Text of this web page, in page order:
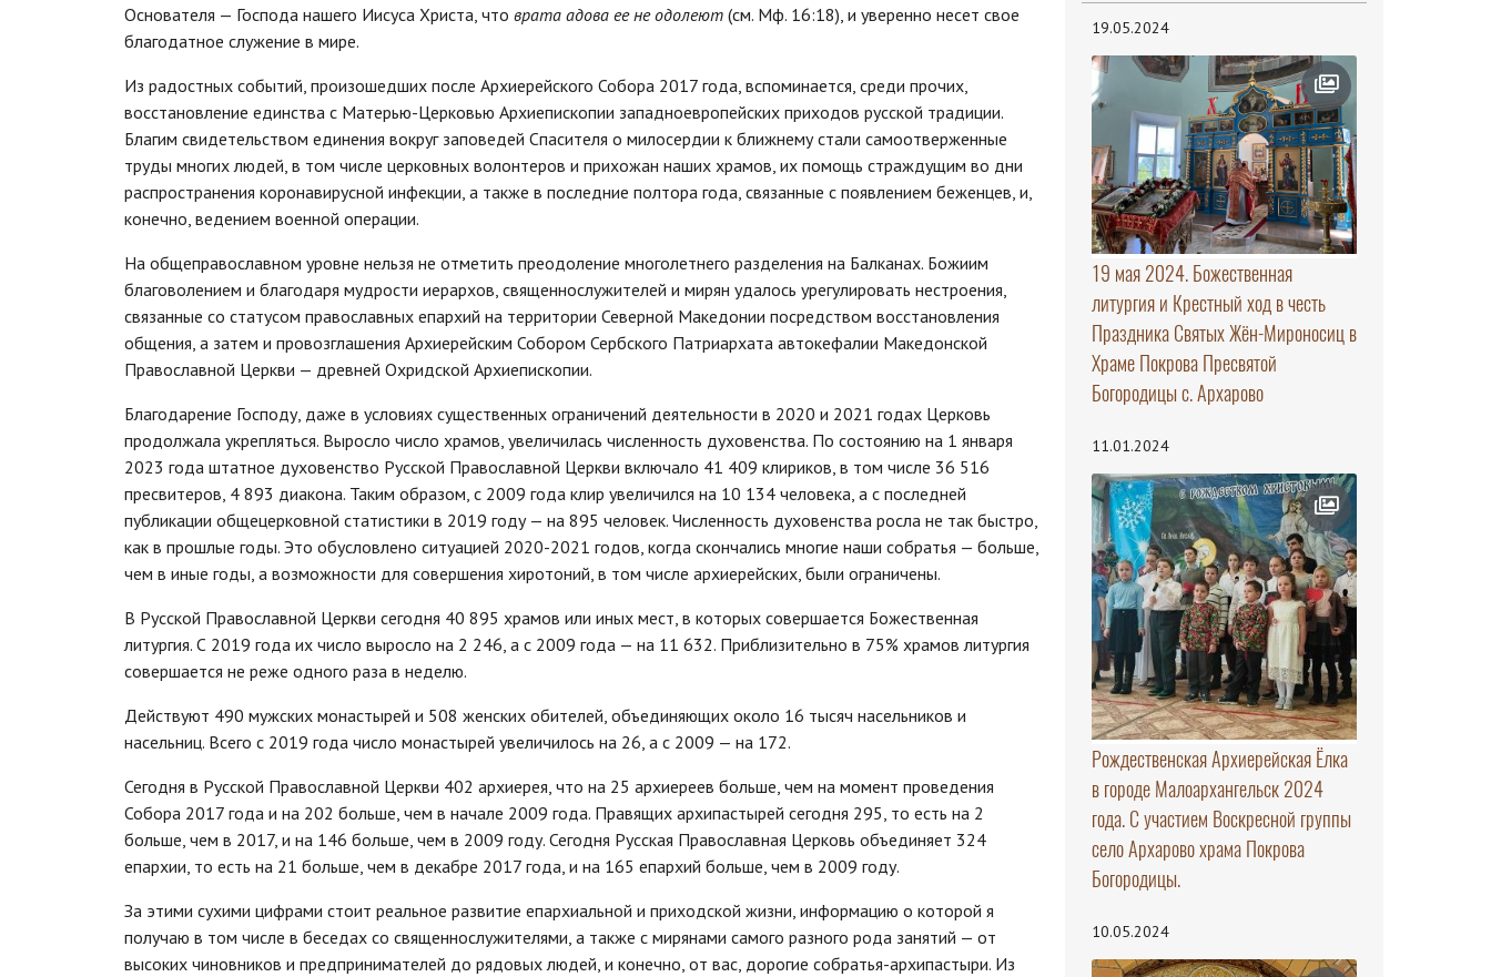
Основателя — Господа нашего Иисуса Христа, что врата адова ее не одолеют (см. Мф. 16:18), и уверенно несет свое
благодатное служение в мире.
Из радостных событий, произошедших после Архиерейского Собора 2017 года, вспоминается, среди прочих,
восстановление единства с Матерью-Церковью Архиепископии западноевропейских приходов русской традиции.
Благим свидетельством единения вокруг заповедей Спасителя о милосердии к ближнему стали самоотверженные
труды многих людей, в том числе церковных волонтеров и прихожан наших храмов, их помощь страждущим во дни
распространения коронавирусной инфекции, а также в последние полтора года, связанные с появлением беженцев, и,
конечно, ведением военной операции.
На общеправославном уровне нельзя не отметить преодоление многолетнего разделения на Балканах. Божиим
благоволением и благодаря мудрости иерархов, священнослужителей и мирян удалось урегулировать нестроения,
связанные со статусом православных епархий на территории Северной Македонии посредством восстановления
общения, а затем и провозглашения Архиерейским Собором Сербского Патриархата автокефалии Македонской
Православной Церкви — древней Охридской Архиепископии.
Благодарение Господу, даже в условиях существенных ограничений деятельности в 2020 и 2021 годах Церковь
продолжала укрепляться. Выросло число храмов, увеличилась численность духовенства. По состоянию на 1 января
2023 года штатное духовенство Русской Православной Церкви включало 41 409 клириков, в том числе 36 516
пресвитеров, 4 893 диакона. Таким образом, с 2009 года клир увеличился на 10 134 человека, а с последней
публикации общецерковной статистики в 2019 году — на 895 человек. Численность духовенства росла не так быстро,
как в прошлые годы. Это обусловлено ситуацией 2020-2021 годов, когда скончались многие наши собратья — больше,
чем в иные годы, а возможности для совершения хиротоний, в том числе архиерейских, были ограничены.
В Русской Православной Церкви сегодня 40 895 храмов или иных мест, в которых совершается Божественная
литургия. С 2019 года их число выросло на 2 246, а с 2009 года — на 11 632. Приблизительно в 75% храмов литургия
совершается не реже одного раза в неделю.
Действуют 490 мужских монастырей и 508 женских обителей, объединяющих около 16 тысяч насельников и
насельниц. Всего с 2019 года число монастырей увеличилось на 26, а с 2009 — на 172.
Сегодня в Русской Православной Церкви 402 архиерея, что на 25 архиереев больше, чем на момент проведения
Собора 2017 года и на 202 больше, чем в начале 2009 года. Правящих архипастырей сегодня 295, то есть на 2
больше, чем в 2017, и на 146 больше, чем в 2009 году. Сегодня Русская Православная Церковь объединяет 324
епархии, то есть на 21 больше, чем в декабре 2017 года, и на 165 епархий больше, чем в 2009 году.
За этими сухими цифрами стоит реальное развитие епархиальной и приходской жизни, информацию о которой я
получаю в том числе в беседах со священнослужителями, а также с мирянами самого разного рода занятий — от
высоких чиновников и предпринимателей до рядовых людей, и конечно, от вас, дорогие собратья-архипастыри. Из
19.05.2024
19 мая 2024. Божественная
литургия и Крестный ход в честь
Праздника Святых Жён-Мироносиц в
Храме Покрова Пресвятой
Богородицы с. Архарово
11.01.2024
Рождественская Архиерейская Ёлка
в городе Малоархангельск 2024
года. С участием Воскресной группы
село Архарово храма Покрова
Богородицы.
10.05.2024